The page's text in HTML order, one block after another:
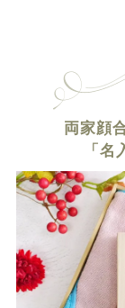
両家顔
「